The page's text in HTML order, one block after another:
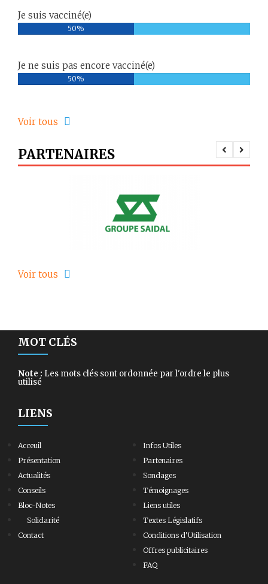
Je suis vacciné(e)
50%
Je ne suis pas encore vacciné(e)
50%
Voir tous
PARTENAIRES
Voir tous
MOT CLÉS
Note : Les mots clés sont ordonnée par l'ordre le plus
utilisé
LIENS
Acceuil
Présentation
Actualités
Conseils
Bloc-Notes
Solidarité
Contact
Infos Utiles
Partenaires
Sondages
Témoignages
Liens utiles
Textes Législatifs
Conditions d'Utilisation
Offres publicitaires
FAQ